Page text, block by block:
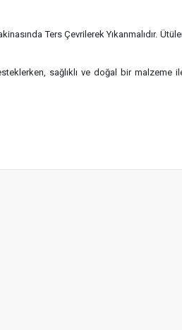
Ters Çevrilerek Yıkanmalıdır.
sağlıklı ve doğal bir malzeme